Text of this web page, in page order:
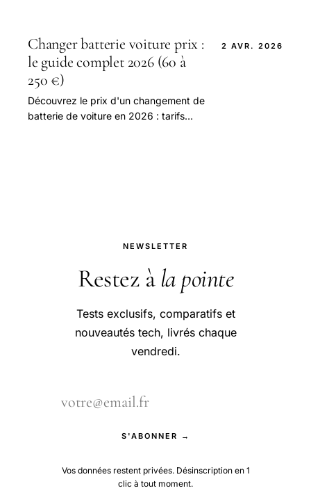
Exynos.
Changer batterie voiture prix :
le guide complet 2026 (60 à
250 €)
Découvrez le prix d'un changement de
batterie de voiture en 2026 : tarifs
2 AVR. 2026
NEWSLETTER
Restez à la pointe
Tests exclusifs, comparatifs et
nouveautés tech, livrés chaque
vendredi.
S'ABONNER →
Vos données restent privées. Désinscription en 1
clic à tout moment.